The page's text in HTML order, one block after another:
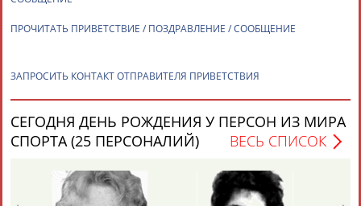
Рамазан
Тагир
Камиль
Загалав
Камалудин
АБДУЛДАУДОВ
Абдула
АБДУЛЖАЛИЛОВ
Магомед
АБДУЛКАГИРОВ
Назир
АБДУЛЛАЕВ
ЕЩЁ ПЕРСОНЫ
ПРОЧИТАТЬ ПРИВЕТСТВИЕ / ПОЗДРАВЛЕНИЕ / СООБЩЕНИЕ
ЗАПРОСИТЬ КОНТАКТ ОТПРАВИТЕЛЯ ПРИВЕТСТВИЯ
СЕГОДНЯ ДЕНЬ РОЖДЕНИЯ У ПЕРСОН ИЗ МИРА
СПОРТА (25 ПЕРСОНАЛИЙ)
ВЕСЬ СПИСОК